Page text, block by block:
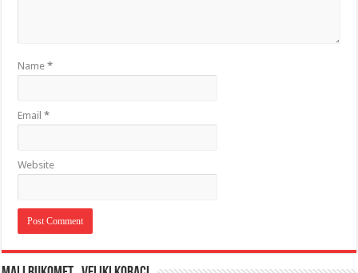
Name*
Email*
Website